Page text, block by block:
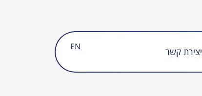
יצירת קשר EN